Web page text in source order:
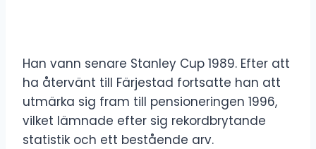
Han vann senare Stanley Cup 1989. Efter att
ha återvänt till Färjestad fortsatte han att
utmärka sig fram till pensioneringen 1996,
vilket lämnade efter sig rekordbrytande
statistik och ett bestående arv.